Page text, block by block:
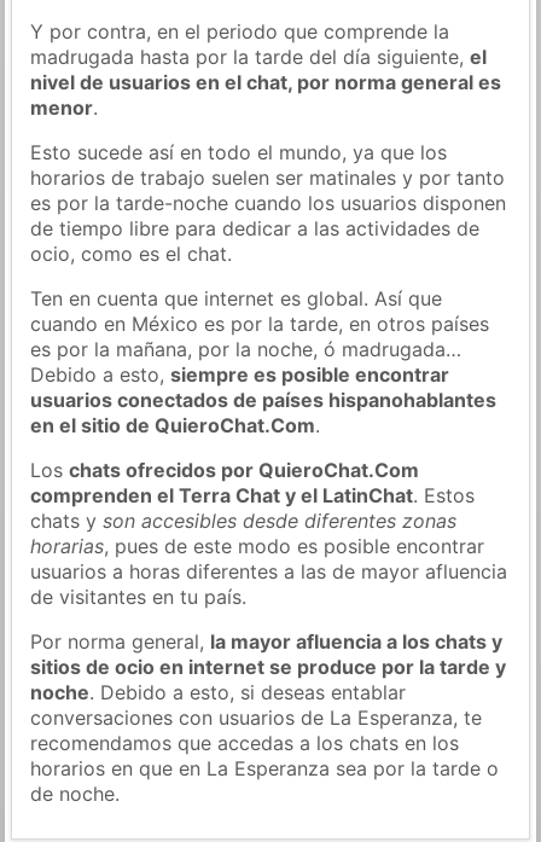
Y por contra, en el periodo que comprende la
madrugada hasta por la tarde del día siguiente,el
nivel de usuarios en el chat, por norma general es
menor.
Esto sucede así en todo el mundo, ya que los
horarios de trabajo suelen ser matinales y por tanto
es por la tarde-noche cuando los usuarios disponen
de tiempo libre para dedicar a las actividades de
ocio, como es el chat.
Ten en cuenta que internet es global. Así que
cuando en México es por la tarde, en otros países
es por la mañana, por la noche, ó madrugada…
Debido a esto,siempre es posible encontrar
usuarios conectados de países hispanohablantes
en el sitio de QuieroChat.Com.
Loschats ofrecidos por QuieroChat.Com
comprenden el Terra Chat y el LatinChat. Estos
chats yson accesibles desde diferentes zonas
horarias, pues de este modo es posible encontrar
usuarios a horas diferentes a las de mayor afluencia
de visitantes en tu país.
Por norma general, la mayor afluencia a los chats y
sitios de ocio en internet se produce por la tarde y
noche. Debido a esto, si deseas entablar
conversaciones con usuarios de La Esperanza, te
recomendamos que accedas a los chats en los
horarios en que en La Esperanza sea por la tarde o
de noche.